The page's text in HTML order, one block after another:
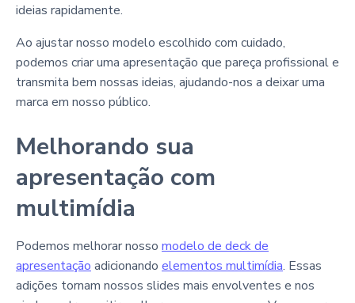
ideias rapidamente.
Ao ajustar nosso modelo escolhido com cuidado,
podemos criar uma apresentação que pareça profissional e
transmita bem nossas ideias, ajudando-nos a deixar uma
marca em nosso público.
Melhorando sua
apresentação com
multimídia
Podemos melhorar nosso modelo de deck de
apresentação adicionando elementos multimídia. Essas
adições tornam nossos slides mais envolventes e nos